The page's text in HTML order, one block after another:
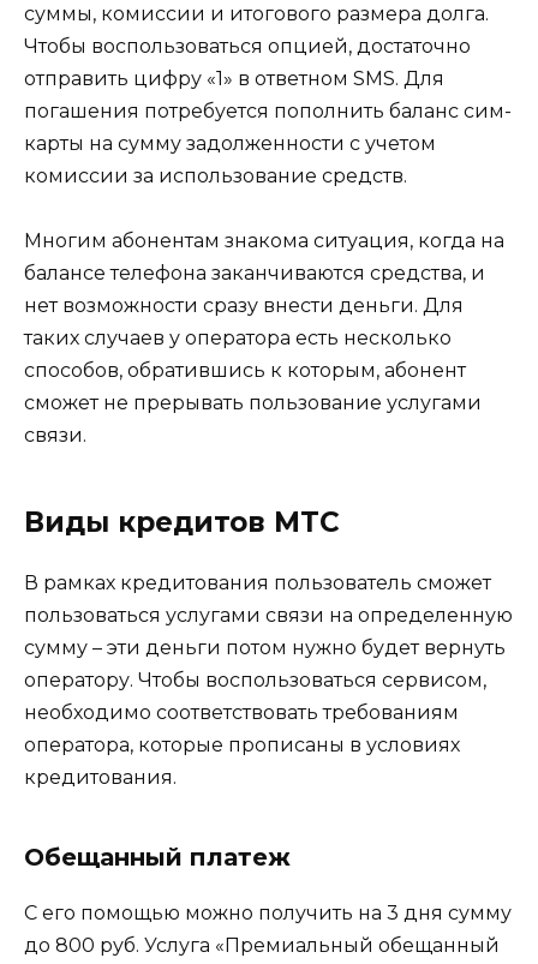
суммы, комиссии и итогового размера долга.
Чтобы воспользоваться опцией, достаточно
отправить цифру «1» в ответном SMS. Для
погашения потребуется пополнить баланс сим-
карты на сумму задолженности с учетом
комиссии за использование средств.
Многим абонентам знакома ситуация, когда на
балансе телефона заканчиваются средства, и
нет возможности сразу внести деньги. Для
таких случаев у оператора есть несколько
способов, обратившись к которым, абонент
сможет не прерывать пользование услугами
связи.
Виды кредитов МТС
В рамках кредитования пользователь сможет
пользоваться услугами связи на определенную
сумму – эти деньги потом нужно будет вернуть
оператору. Чтобы воспользоваться сервисом,
необходимо соответствовать требованиям
оператора, которые прописаны в условиях
кредитования.
Обещанный платеж
С его помощью можно получить на 3 дня сумму
до 800 руб. Услуга «Премиальный обещанный